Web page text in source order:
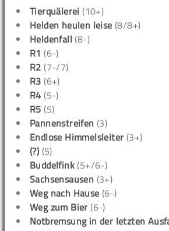
Tierquälerei (10+)
Helden heulen leise (8/8+)
Heldenfall (8-)
R1 (6-)
R2 (7-/7)
R3 (6+)
R4 (5-)
R5 (5)
Pannenstreifen (3)
Endlose Himmelsleiter (3+)
(?) (5)
Buddelfink (5+/6-)
Sachsensausen (3+)
Weg nach Hause (6-)
Weg zum Bier (6-)
Notbremsung in der letzten